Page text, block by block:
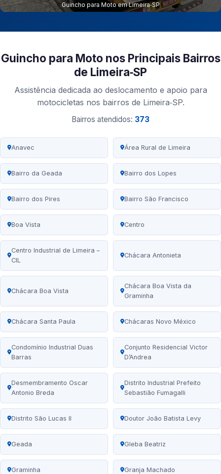
Guincho para Moto em Limeira‑SP
Guincho para Moto nos Principais Bairros
de Limeira‑SP
Assistência dedicada ao deslocamento e apoio para
motocicletas nos bairros de Limeira‑SP.
Bairros atendidos: 373
Anavec Área Rural de Limeira
Bairro da Geada Bairro dos Lopes
Bairro dos Pires Bairro São Francisco
Boa Vista Centro
Centro Industrial de Limeira –
CIL
Chácara Antonieta
Chácara Boa Vista
Chácara Boa Vista da
Graminha
Chácara Santa Paula Chácaras Novo México
Condomínio Industrial Duas
Barras
Conjunto Residencial Victor
D’Andrea
Desmembramento Oscar
Antonio Breda
Distrito Industrial Prefeito
Sebastião Fumagalli
Distrito São Lucas II Doutor João Batista Levy
Geada Gleba Beatriz
Graminha Granja Machado